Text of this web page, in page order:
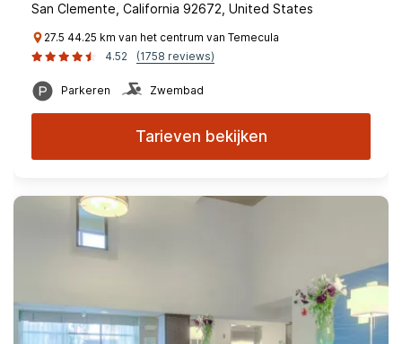
San Clemente, California 92672, United States
27.5 44.25 km van het centrum van Temecula
4.52
(1758 reviews)
Parkeren Zwembad
Tarieven bekijken